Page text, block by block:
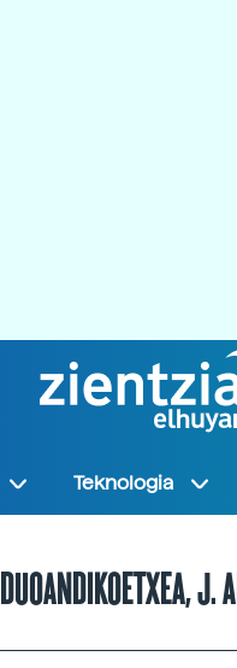
Teknologia
DUOANDIKOETXEA, J.